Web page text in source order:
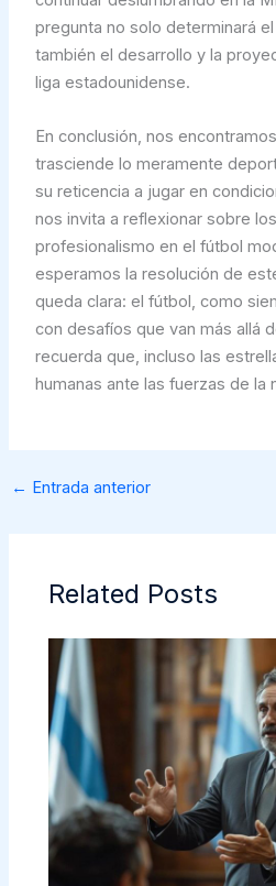
pregunta no solo determinará
también el desarrollo y la
liga estadounidense.
En conclusión, nos
trasciende lo meramente
su reticencia a jugar en
nos invita a reflexionar sobre
profesionalismo en el fútbol
esperamos la resolución de
queda clara: el fútbol, como
con desafíos que van más allá
recuerda que, incluso las
humanas ante las fuerzas de la
← Entrada anterior
Related Posts